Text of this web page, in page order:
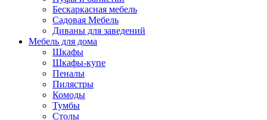
Бескаркасная мебель
Садовая Мебель
Диваны для заведений
Мебель для дома
Шкафы
Шкафы-купе
Пеналы
Пилястры
Комоды
Тумбы
Столы